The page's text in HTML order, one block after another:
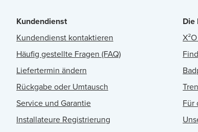
Kundendienst
Kundendienst kontaktieren
Häufig gestellte Fragen (FAQ)
Liefertermin ändern
Rückgabe oder Umtausch
Service und Garantie
Installateure Registrierung
Die
Für